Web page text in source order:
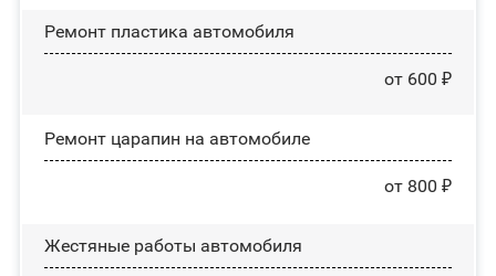
Ремонт пластика автомобиля
от 600 ₽
Ремонт царапин на автомобиле
от 800 ₽
Жестяные работы автомобиля